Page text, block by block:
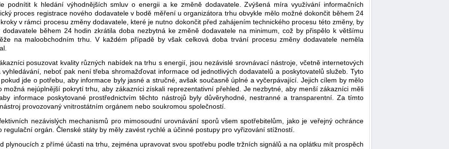
podnítit k hledání výhodnějších smluv o energii a ke změně dodavatele. Zvýšená míra využívání informačních
proces registrace nového dodavatele v bodě měření u organizátora trhu obvykle mělo možné dokončit během 24
v rámci procesu změny dodavatele, které je nutno dokončit před zahájením technického procesu této změny, by
během 24 hodin zkrátila doba nezbytná ke změně dodavatele na minimum, což by přispělo k většímu
na maloobchodním trhu. V každém případě by však celková doba trvání procesu změny dodavatele neměla
posuzovat kvality různých nabídek na trhu s energií, jsou nezávislé srovnávací nástroje, včetně internetových
neboť pak není třeba shromažďovat informace od jednotlivých dodavatelů a poskytovatelů služeb. Tyto
jde o potřebu, aby informace byly jasné a stručné, avšak současně úplné a vyčerpávající. Jejich cílem by mělo
nejúplnější pokrytí trhu, aby zákazníci získali reprezentativní přehled. Je nezbytné, aby menší zákazníci měli
informace poskytované prostřednictvím těchto nástrojů byly důvěryhodné, nestranné a transparentní. Za tímto
provozovaný vnitrostátním orgánem nebo soukromou společností.
nezávislých mechanismů pro mimosoudní urovnávání sporů všem spotřebitelům, jako je veřejný ochránce
orgán. Členské státy by měly zavést rychlé a účinné postupy pro vyřizování stížností.
plynoucích z přímé účasti na trhu, zejména upravovat svou spotřebu podle tržních signálů a na oplátku mít prospěch